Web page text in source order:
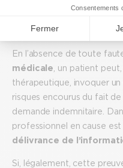
délivrance de
(traçabilité)
En l’absence de toute
médicale , un patient
thérapeutique, invoquer
risques encourus du fait
demande indemnitaire.
professionnel en cause
délivrance de
Si, légalement, cette